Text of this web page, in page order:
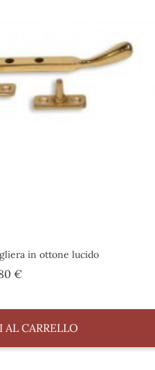
in ottone lucido
€Prezzo
AL CARRELLO